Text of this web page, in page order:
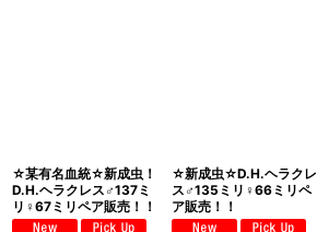
☆某有名血統☆新成虫！
D.H.ヘラクレス♂137ミ
リ♀67ミリペア販売！！
☆新成虫☆D.H.ヘラクレ
ス♂135ミリ♀66ミリペ
ア販売！！